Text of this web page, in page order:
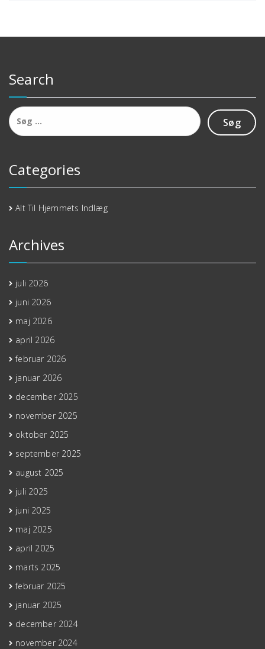
Search
Søg
efter:
Categories
Alt Til Hjemmets Indlæg
Archives
juli 2026
juni 2026
maj 2026
april 2026
februar 2026
januar 2026
december 2025
november 2025
oktober 2025
september 2025
august 2025
juli 2025
juni 2025
maj 2025
april 2025
marts 2025
februar 2025
januar 2025
december 2024
november 2024